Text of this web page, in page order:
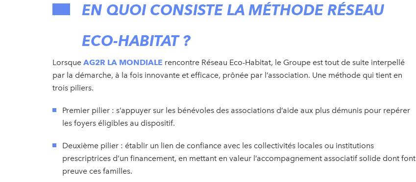
EN QUOI CONSISTE LA MÉTHODE RÉSEAU
ECO-HABITAT ?
Lorsque AG2R LA MONDIALE rencontre Réseau Eco-Habitat, le Groupe est tout de suite interpellé
par la démarche, à la fois innovante et efficace, prônée par l’association. Une méthode qui tient en
trois piliers.
Premier pilier : s’appuyer sur les bénévoles des associations d’aide aux plus démunis pour repérer
les foyers éligibles au dispositif.
Deuxième pilier : établir un lien de confiance avec les collectivités locales ou institutions
prescriptrices d’un financement, en mettant en valeur l’accompagnement associatif solide dont font
preuve ces familles.